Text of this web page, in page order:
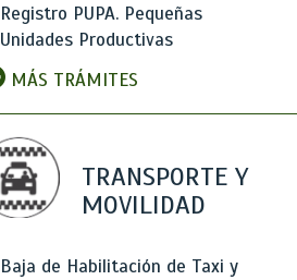
Registro PUPA. Pequeñas
Unidades Productivas
MÁS TRÁMITES
TRANSPORTE Y
MOVILIDAD
Baja de Habilitación de Taxi y